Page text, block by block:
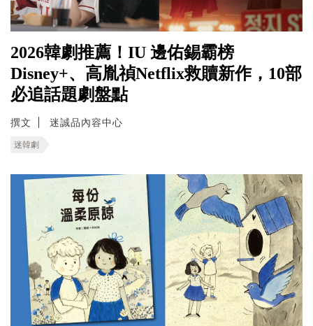
2026韓劇推薦！IU 邊佑錫霸榜
Disney+、高胤禎Netflix救贖新作，10部
必追話題劇盤點
撰文 迷誠品內容中心
迷韓劇